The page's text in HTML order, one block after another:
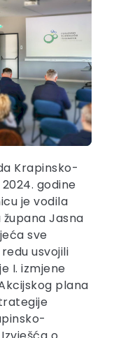
Krapinsko-
godine
je vodila
Jasna
sve
usvojili
I. izmjene
plana